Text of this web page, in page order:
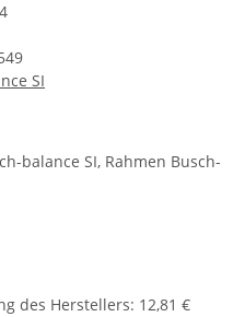
SI
balance SI, Rahmen Busch-
des Herstellers: 12,81 €